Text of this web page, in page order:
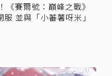
《賽爾號：巔峰之戰》
並與「小蕃薯呀米」